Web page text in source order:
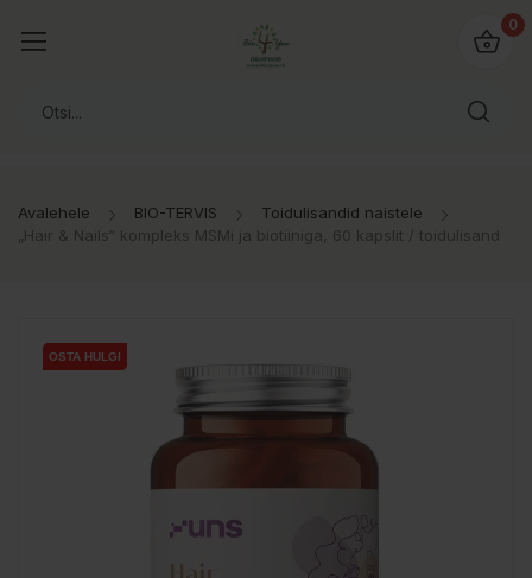
0
Avalehele BIO-TERVIS
Toidulisandid naistele
„Hair & Nails“ kompleks MSMi ja biotiiniga, 60 kapslit / toidulisand
OSTA HULGI
OSTA HULGI